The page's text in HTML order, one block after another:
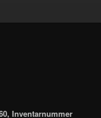
Inventarnummer